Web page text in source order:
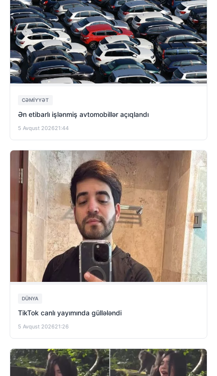
CƏMIYYƏT
Ən etibarlı işlənmiş avtomobillər açıqlandı
5 Avqust 202621:44
DÜNYA
TikTok canlı yayımında güllələndi
5 Avqust 202621:26